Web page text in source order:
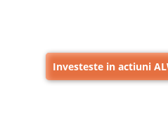
Investeste in actiuni